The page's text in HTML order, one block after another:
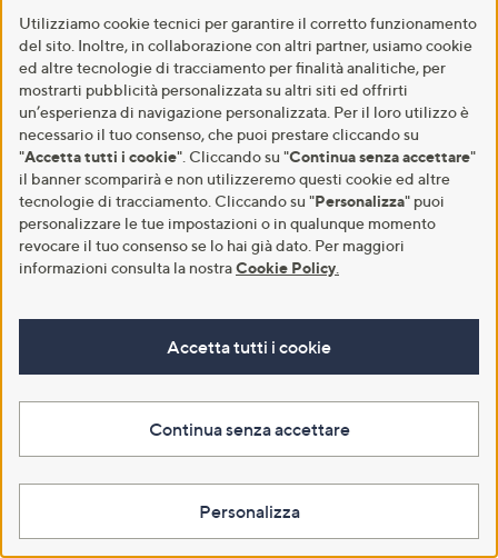
Second Life
€ 29,00
Utilizziamo cookie tecnici per garantire il corretto funzionamento
del sito. Inoltre, in collaborazione con altri partner, usiamo cookie
ed altre tecnologie di tracciamento per finalità analitiche, per
mostrarti pubblicità personalizzata su altri siti ed offrirti
un’esperienza di navigazione personalizzata. Per il loro utilizzo è
necessario il tuo consenso, che puoi prestare cliccando su
"Accetta tutti i cookie". Cliccando su "Continua senza accettare"
il banner scomparirà e non utilizzeremo questi cookie ed altre
tecnologie di tracciamento. Cliccando su "Personalizza" puoi
personalizzare le tue impostazioni o in qualunque momento
revocare il tuo consenso se lo hai già dato. Per maggiori
informazioni consulta la nostraCookie Policy
Accetta tutti i cookie
Continua senza accettare
Personalizza